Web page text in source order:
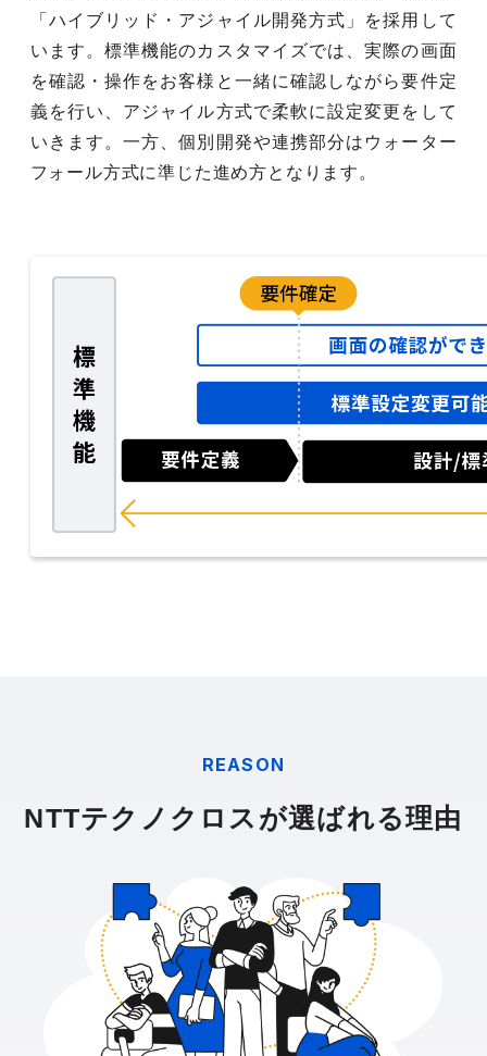
「ハイブリッド・アジャイル開発方式」を採用して
います。標準機能のカスタマイズでは、実際の画面
を確認・操作をお客様と一緒に確認しながら要件定
義を行い、アジャイル方式で柔軟に設定変更をして
いきます。一方、個別開発や連携部分はウォーター
フォール方式に準じた進め方となります。
REASON
NTTテクノクロスが選ばれる理由